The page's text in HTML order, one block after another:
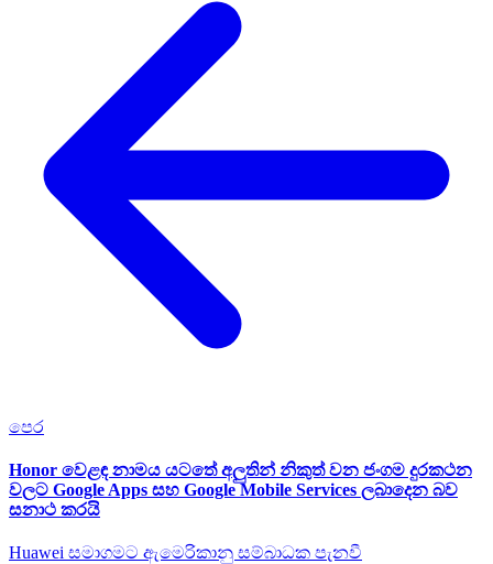
පෙර
Honor වෙළඳ නාමය යටතේ අලුතින් නිකුත් වන ජංගම දුරකථන
වලට Google Apps සහ Google Mobile Services ලබාදෙන බව
සනාථ කරයි
Huawei සමාගමට ඇමෙරිකානු සම්බාධක පැනවී